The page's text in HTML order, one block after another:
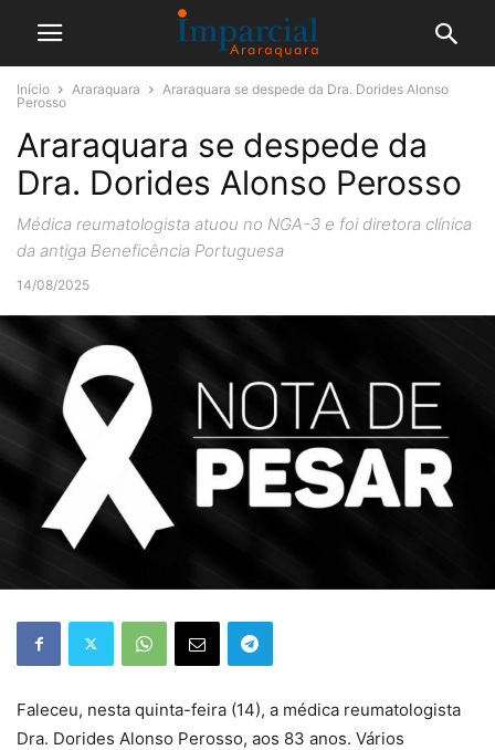
Início Araraquara
Araraquara se despede da Dra. Dorides Alonso
Perosso
Araraquara se despede da
Dra. Dorides Alonso Perosso
Médica reumatologista atuou no NGA-3 e foi diretora clínica
da antiga Beneficência Portuguesa
14/08/2025
Faleceu, nesta quinta-feira (14), a médica reumatologista
Dra. Dorides Alonso Perosso, aos 83 anos. Vários